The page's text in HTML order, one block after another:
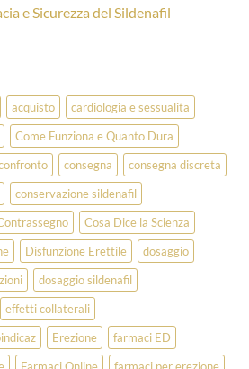
e Sicurezza del Sildenafil
acquisto
cardiologia e sessualita
Come Funziona e Quanto Dura
consegna
consegna discreta
conservazione sildenafil
Cosa Dice la Scienza
Disfunzione Erettile
dosaggio
dosaggio sildenafil
effetti collaterali
Erezione
farmaci ED